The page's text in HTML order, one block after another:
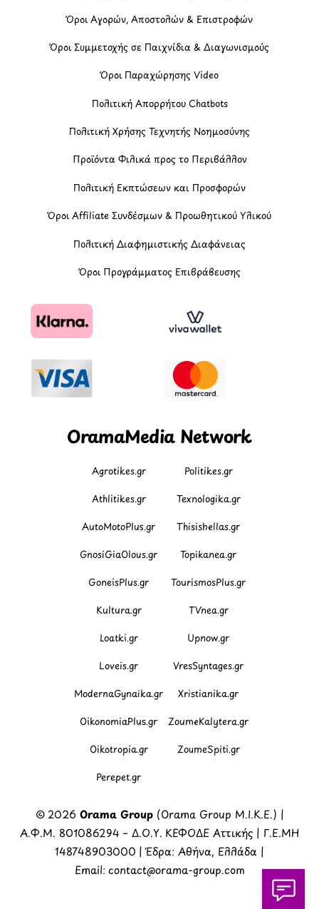
Όροι Αγορών, Αποστολών & Επιστροφών
Όροι Συμμετοχής σε Παιχνίδια & Διαγωνισμούς
Όροι Παραχώρησης Video
Πολιτική Απορρήτου Chatbots
Πολιτική Χρήσης Τεχνητής Νοημοσύνης
Προϊόντα Φιλικά προς το Περιβάλλον
Πολιτική Εκπτώσεων και Προσφορών
Όροι Affiliate Συνδέσμων & Προωθητικού Υλικού
Πολιτική Διαφημιστικής Διαφάνειας
Όροι Προγράμματος Επιβράβευσης
OramaMedia Network
Agrotikes.gr Politikes.gr
Athlitikes.gr Texnologika.gr
AutoMotoPlus.gr Thisishellas.gr
GnosiGiaOlous.gr Topikanea.gr
GoneisPlus.gr TourismosPlus.gr
Kultura.gr TVnea.gr
Loatki.gr Upnow.gr
Loveis.gr VresSyntages.gr
ModernaGynaika.gr Xristianika.gr
OikonomiaPlus.gr ZoumeKalytera.gr
Oikotropia.gr ZoumeSpiti.gr
Perepet.gr
© 2026 Orama Group(Orama Group Μ.Ι.Κ.Ε.) |
Α.Φ.Μ. 801086294 – Δ.Ο.Υ. ΚΕΦΟΔΕ Αττικής | Γ.Ε.ΜΗ
148748903000 | Έδρα: Αθήνα, Ελλάδα |
Email: contact@orama-group.com